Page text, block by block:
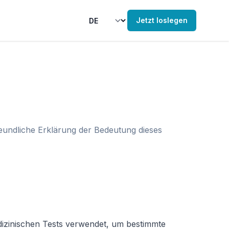
Jetzt loslegen
Erklärung der Bedeutung dieses
Tests verwendet, um bestimmte